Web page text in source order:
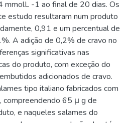
mmolL -1 ao final de 20 dias. Os
estudo resultaram num produto
0,91 e um percentual de
A adição de 0,2% de cravo no
significativas nas
do produto, com exceção do
adicionados de cravo.
tipo italiano fabricados com
compreendendo 65 μ g de
e naqueles salames do